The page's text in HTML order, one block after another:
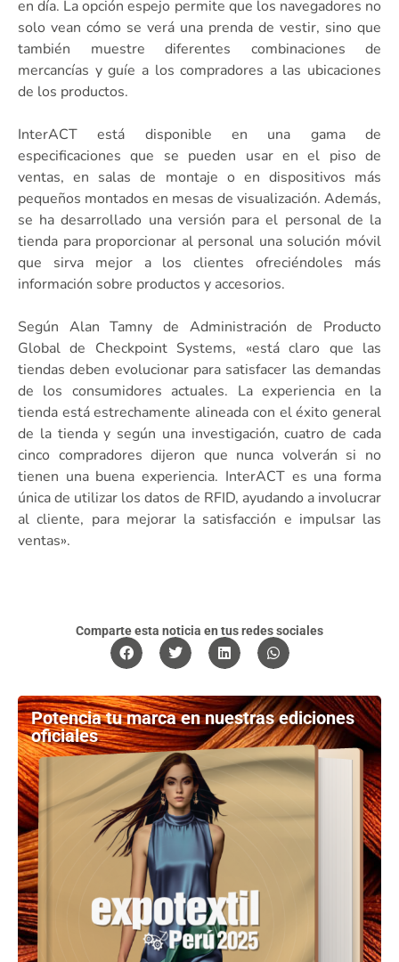
en día. La opción espejo permite que los navegadores no
solo vean cómo se verá una prenda de vestir, sino que
también muestre diferentes combinaciones de
mercancías y guíe a los compradores a las ubicaciones
de los productos.
InterACT está disponible en una gama de
especificaciones que se pueden usar en el piso de
ventas, en salas de montaje o en dispositivos más
pequeños montados en mesas de visualización. Además,
se ha desarrollado una versión para el personal de la
tienda para proporcionar al personal una solución móvil
que sirva mejor a los clientes ofreciéndoles más
información sobre productos y accesorios.
Según Alan Tamny de Administración de Producto
Global de Checkpoint Systems, «está claro que las
tiendas deben evolucionar para satisfacer las demandas
de los consumidores actuales. La experiencia en la
tienda está estrechamente alineada con el éxito general
de la tienda y según una investigación, cuatro de cada
cinco compradores dijeron que nunca volverán si no
tienen una buena experiencia. InterACT es una forma
única de utilizar los datos de RFID, ayudando a involucrar
al cliente, para mejorar la satisfacción e impulsar las
ventas».
Comparte esta noticia en tus redes sociales
Potencia tu marca en nuestras ediciones
oficiales